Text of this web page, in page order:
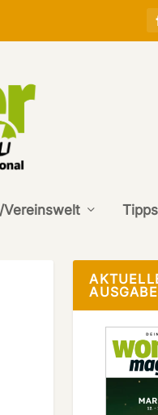
Tipps
AUSGABE